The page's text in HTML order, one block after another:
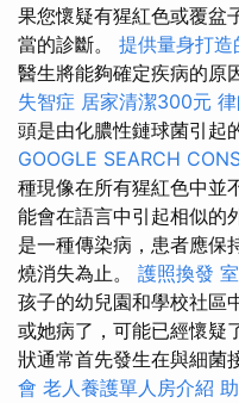
果您懷疑有猩紅色或覆盆
當的診斷。 提供量身打造
醫生將能夠確定疾病的原
失智症 居家清潔300元
頭是由化膿性鏈球菌引起
GOOGLE SEARCH
種現像在所有猩紅色中並
能會在語言中引起相似的
是一種傳染病，患者應保
燒消失為止。 護照換發
孩子的幼兒園和學校社區
或她病了，可能已經懷疑
狀通常首先發生在與細菌
會 老人養護單人房介紹